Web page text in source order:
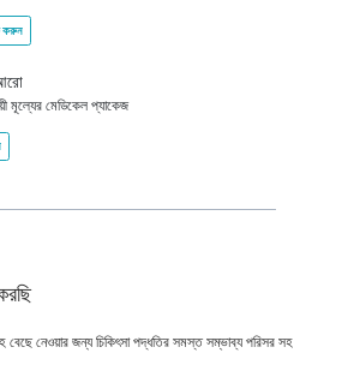
করুন
মূল্যের মেডিকেল প্যাকেজ
বেছে নেওয়ার জন্য চিকিৎসা পদ্ধতির সমস্ত সম্ভাব্য পরিসর সহ